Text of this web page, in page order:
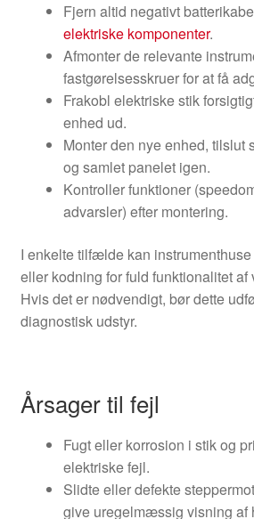
Fjern altid negativt
elektriske komponenter.
Afmonter de relevante
fastgørelsesskruer for at få
Frakobl elektriske stik
enhed ud.
Monter den nye enhed, tilslut
og samlet panelet igen.
Kontroller funktioner
advarsler) efter montering.
I enkelte tilfælde kan
eller kodning for fuld funktionalitet af
Hvis det er nødvendigt, bør dette
diagnostisk udstyr.
Årsager til fejl
Fugt eller korrosion i stik og
elektriske fejl.
Slidte eller defekte
give uregelmæssig visning af